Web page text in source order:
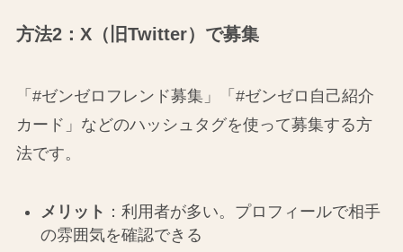
方法2：X（旧Twitter）で募集
「#ゼンゼロフレンド募集」「#ゼンゼロ自己紹介
カード」などのハッシュタグを使って募集する方
法です。
メリット ：利用者が多い。プロフィールで相手
の雰囲気を確認できる